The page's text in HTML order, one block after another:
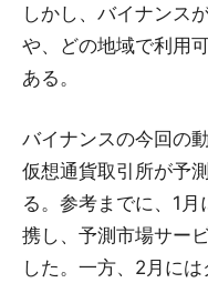
しかし、バイナンス
や、どの地域で利用
ある。
バイナンスの今回の
仮想通貨取引所が予
る。参考までに、1
携し、予測市場サー
した。一方、2月に